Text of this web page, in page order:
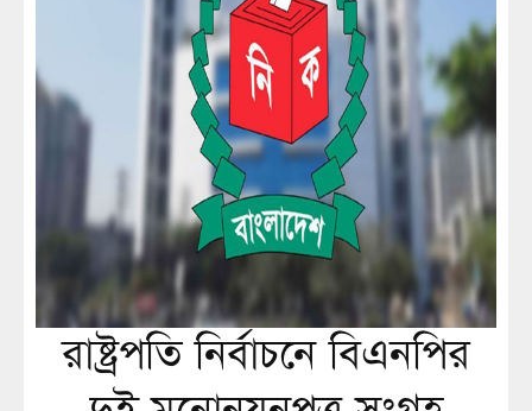
রাষ্ট্রপতি নির্বাচনে বিএনপির